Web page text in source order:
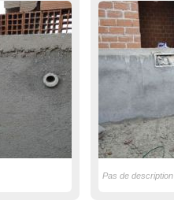
Pas de description